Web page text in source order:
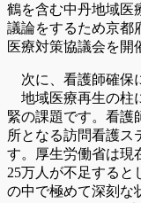
鶴を含む中丹地域医
議論をするため京都
医療対策協議会を開
次に、看護師確保
地域医療再生の柱
緊の課題です。看護
所となる訪問看護ス
す。厚生労働省は現
25万人が不足すると
の中で極めて深刻な